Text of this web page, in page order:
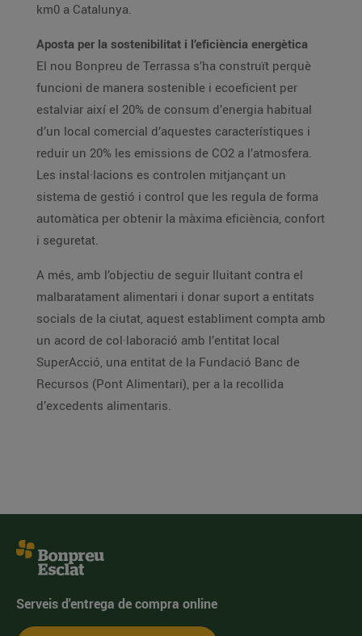
km0 a Catalunya.
Aposta per la sostenibilitat i l’eficiència energètica
El nou Bonpreu de Terrassa s’ha construït perquè
funcioni de manera sostenible i ecoeficient per
estalviar així el 20% de consum d’energia habitual
d’un local comercial d’aquestes característiques i
reduir un 20% les emissions de CO2 a l’atmosfera.
Les instal·lacions es controlen mitjançant un
sistema de gestió i control que les regula de forma
automàtica per obtenir la màxima eficiència, confort
i seguretat.
A més, amb l’objectiu de seguir lluitant contra el
malbaratament alimentari i donar suport a entitats
socials de la ciutat, aquest establiment compta amb
un acord de col·laboració amb l’entitat local
SuperAcció, una entitat de la Fundació Banc de
Recursos (Pont Alimentari), per a la recollida
d’excedents alimentaris.
Serveis d'entrega de compra online